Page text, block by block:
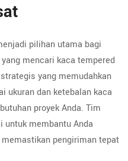
pilihan utama bagi
mencari kaca tempered
yang memudahkan
ukuran dan ketebalan kaca
proyek Anda. Tim
membantu Anda
pengiriman tepat